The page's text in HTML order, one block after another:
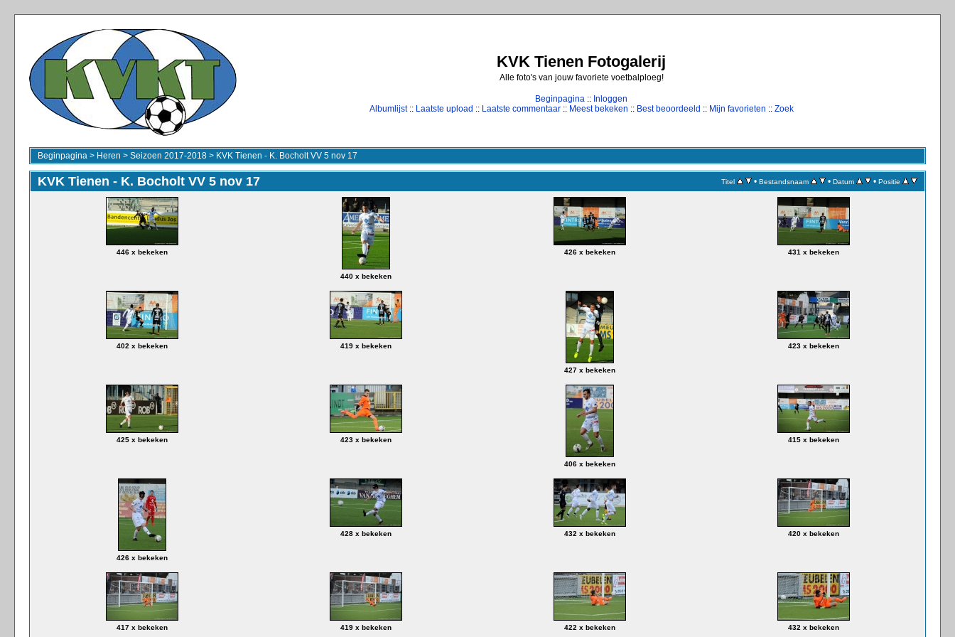
KVK Tienen Fotogalerij
Alle foto's van jouw favoriete voetbalploeg!
Beginpagina :: Inloggen
Albumlijst:: Laatste upload :: Laatste commentaar:: Meest bekeken :: Best beoordeeld :: Mijn favorieten :: Zoek
Beginpagina > Heren > Seizoen 2017-2018 > KVK Tienen - K. Bocholt VV 5 nov 17
KVK Tienen - K. Bocholt VV 5 nov 17 Titel • Bestandsnaam • Datum • Positie
446 x bekeken
440 x bekeken
426 x bekeken 431 x bekeken
402 x bekeken 419 x bekeken
427 x bekeken
423 x bekeken
425 x bekeken 423 x bekeken
406 x bekeken
415 x bekeken
426 x bekeken
428 x bekeken 432 x bekeken 420 x bekeken
417 x bekeken 419 x bekeken 422 x bekeken 432 x bekeken